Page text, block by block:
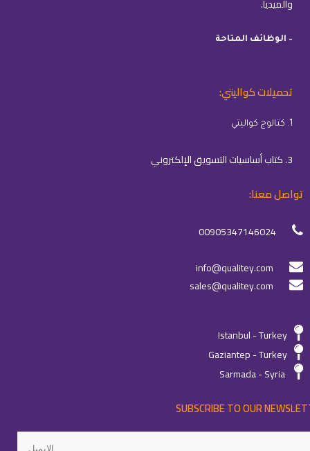
والميديا.
– الوظائف المتاحة
تحميلات كواليتي:
1. كتالوج كواليتي
3. كتاب أساسيات التسويق الإلكتروني
تواصل معنا:
00905347146024
info@qualitey.com
sales@qualitey.com
Istanbul - Turkey
Gaziantep - Turkey
Sarmada - Syria
SUBSCRIBE TO OUR